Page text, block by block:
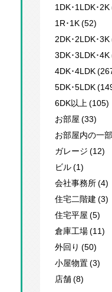
1DK･1LDK･2K
1R･1K (52)
2DK･2LDK･
3DK･3LDK･
4DK･4LDK
5DK･5LDK
6DK以上 (105)
お部屋 (33)
お部屋内の一
ガレージ (12)
ビル (1)
会社事務所 (4)
住宅二階建 (3)
住宅平屋 (5)
倉庫工場 (11)
外回り (50)
小屋物置 (3)
店舗 (8)